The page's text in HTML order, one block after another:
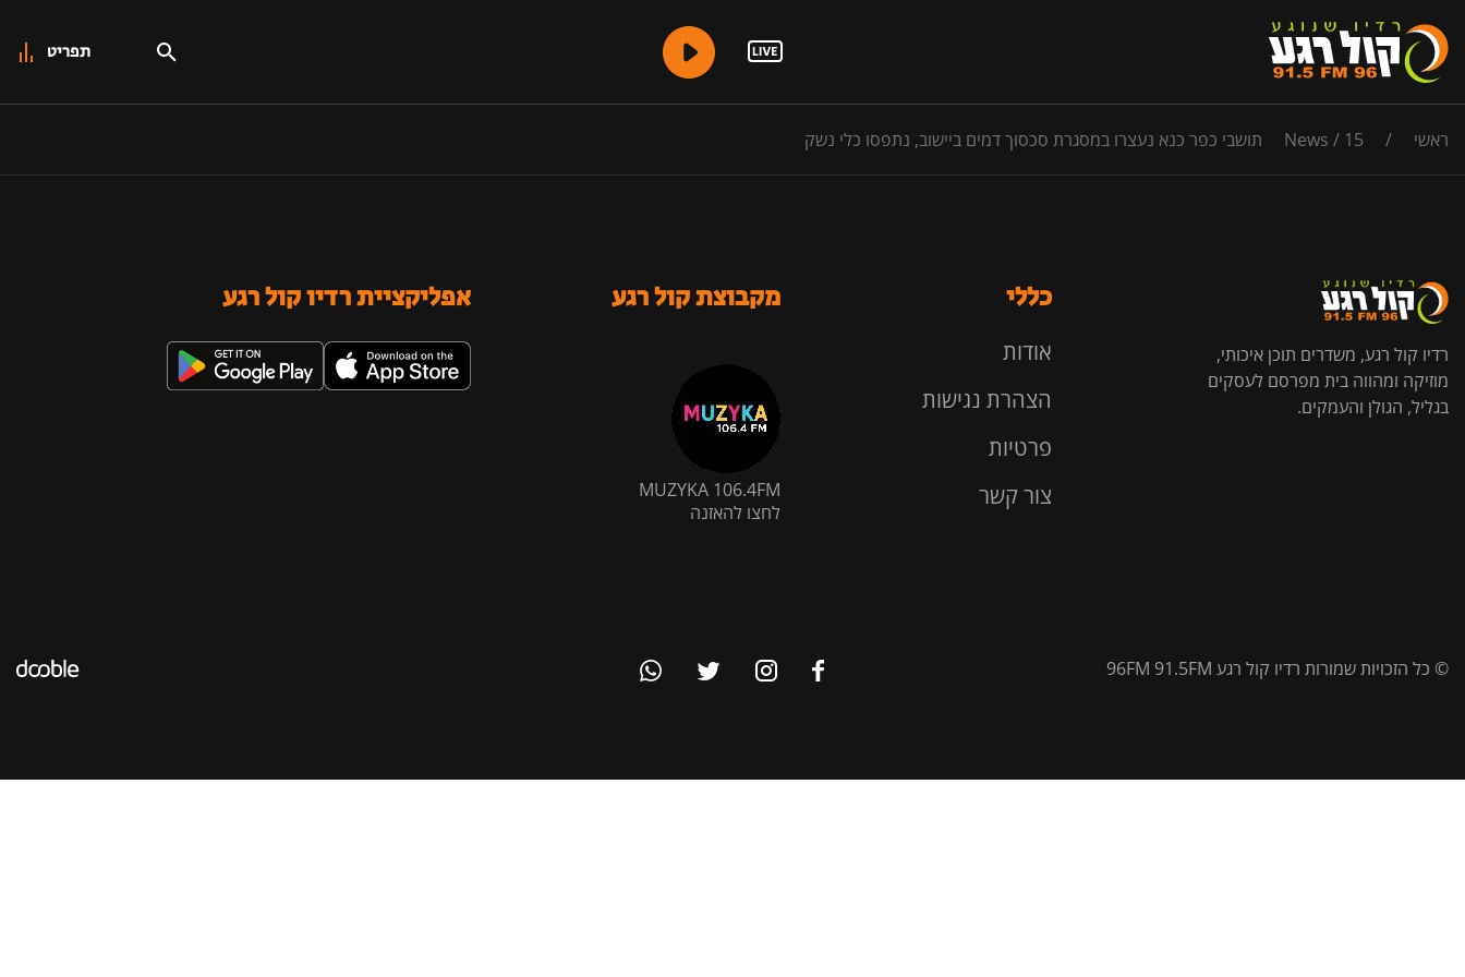
תפריט
ראשי /
News / 15 תושבי כפר כנא נעצרו במסגרת סכסוך דמים ביישוב, נתפסו כלי נשק
רדיו קול רגע, משדרים תוכן איכותי,
מוזיקה ומהווה בית מפרסם לעסקים
בגליל, הגולן והעמקים.
כללי
אודות
הצהרת נגישות
פרטיות
צור קשר
מקבוצת קול רגע
MUZYKA 106.4FM
לחצו להאזנה
אפליקציית רדיו קול רגע
© כל הזכויות שמורות רדיו קול רגע 96FM 91.5FM